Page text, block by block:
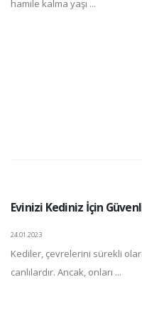
hamile kalma yaşı ...
Evinizi Kediniz İçin
24.01.2023
Kediler, çevrelerini sürekli
canlılardır. Ancak, onları ...